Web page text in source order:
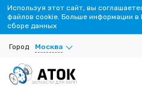
Город Москва
ЗАПЧАСТИ ДЛЯ АКПП
Используя этот сайт, вы
файлов cookie. Больше информации в
сборе данных